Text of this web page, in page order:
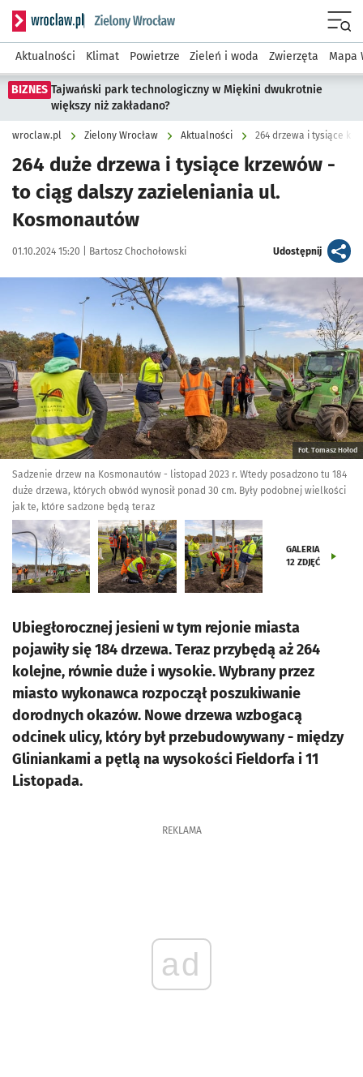
Serwis informacyjny wroclaw.pl podserwis: Środowisko we
Aktualności Klimat Powietrze Zieleń i woda Zwierzęta Mapa
BIZNES Tajwański park technologiczny w Miękini dwukrotnie
większy niż zakładano?
wroclaw.pl Zielony Wrocław Aktualności 264 drzewa i tysiące
264 duże drzewa i tysiące krzewów -
to ciąg dalszy zazieleniania ul.
Kosmonautów
Data publikacji:
01.10.2024 15:20 | Autor:
Bartosz Chochołowski Udostępnijartykuł
Kliknij, aby zobaczyć galerię
Fot. Tomasz Hołod
Sadzenie drzew na Kosmonautów - listopad 2023 r. Wtedy posadzono tu 184
duże drzewa, których obwód wynosił ponad 30 cm. Były podobnej wielkości
jak te, które sadzone będą teraz
GALERIA
12 ZDJĘĆ
Ubiegłorocznej jesieni w tym rejonie miasta
pojawiły się 184 drzewa. Teraz przybędą aż 264
kolejne, równie duże i wysokie. Wybrany przez
miasto wykonawca rozpoczął poszukiwanie
dorodnych okazów. Nowe drzewa wzbogacą
odcinek ulicy, który był przebudowywany - między
Gliniankami a pętlą na wysokości Fieldorfa i 11
Listopada.
REKLAMA
ad